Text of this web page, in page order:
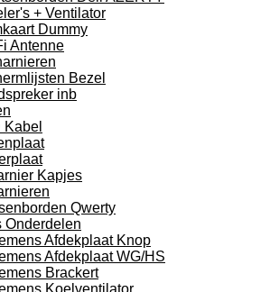
+ Ventilator
Dummy
Antenne
Bezel
inb
Kabel
Kapjes
Qwerty
Onderdelen
Afdekplaat Knop
Afdekplaat WG/HS
Brackert
Koelventilator